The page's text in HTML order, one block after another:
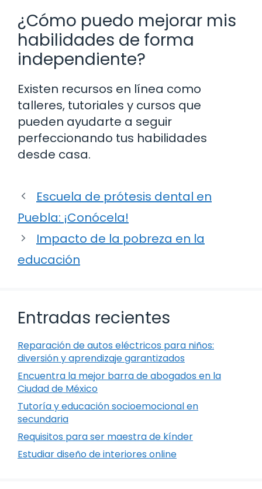
¿Cómo puedo mejorar mis
habilidades de forma
independiente?
Existen recursos en línea como
talleres, tutoriales y cursos que
pueden ayudarte a seguir
perfeccionando tus habilidades
desde casa.
Escuela de prótesis dental en
Puebla: ¡Conócela!
Impacto de la pobreza en la
educación
Entradas recientes
Reparación de autos eléctricos para niños:
diversión y aprendizaje garantizados
Encuentra la mejor barra de abogados en la
Ciudad de México
Tutoría y educación socioemocional en
secundaria
Requisitos para ser maestra de kínder
Estudiar diseño de interiores online